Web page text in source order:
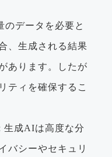
のデータを必要と
、生成される結果
あります。したが
ティを確保するこ
生成AIは高度な分
バシーやセキュリ